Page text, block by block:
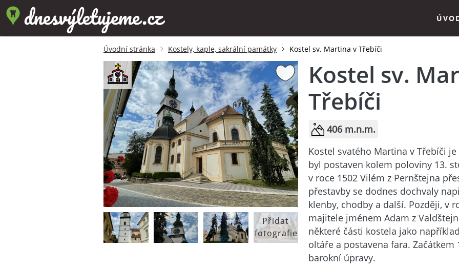
Úvodní stránka Kostely, kaple, sakrální památky Kostel sv. Martina v Třebíči
Přidat
fotografie
Kostel sv.
Třebíči
406 m.n.m.
Kostel svatého Martina v Třebíči
byl postaven kolem poloviny 13.
v roce 1502 Vilém z Pernštejna
přestavby se dodnes dochvaly
klenby, chodby a další. Později, v
majitele jménem Adam z
některé části kostela jako
oltáře a postavena fara.
barokní úpravy.